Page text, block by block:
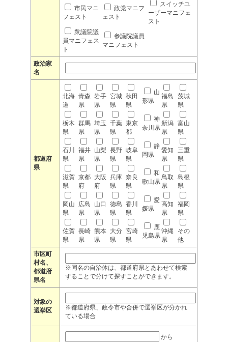
市民マニ
フェスト
政党マニフ
ェスト
スイッチユ
ーザーマニフェ
スト
衆議院議
員マニフェス
ト
参議院議員
マニフェスト
政治家
名
都道府
県
北海
道
青森
県
岩手
県
宮城
県
秋田
県
山
形県
福島
県
茨城
県
栃木
県
群馬
県
埼玉
県
千葉
県
東京
都
神
奈川県
新潟
県
富山
県
石川
県
福井
県
山梨
県
長野
県
岐阜
県
静
岡県
愛知
県
三重
県
滋賀
県
京都
府
大阪
府
兵庫
県
奈良
県
和
歌山県
鳥取
県
島根
県
岡山
県
広島
県
山口
県
徳島
県
香川
県
愛
媛県
高知
県
福岡
県
佐賀
県
長崎
県
熊本
県
大分
県
宮崎
県
鹿
児島県
沖縄
県
その
他
市区町
村名、
都道府
県名
※同名の自治体は、都道府県とあわせて検索
することで分けて探すことができます。
対象の
選挙区
※都道府県、政令市や合併で選挙区が分かれ
ている場合
から